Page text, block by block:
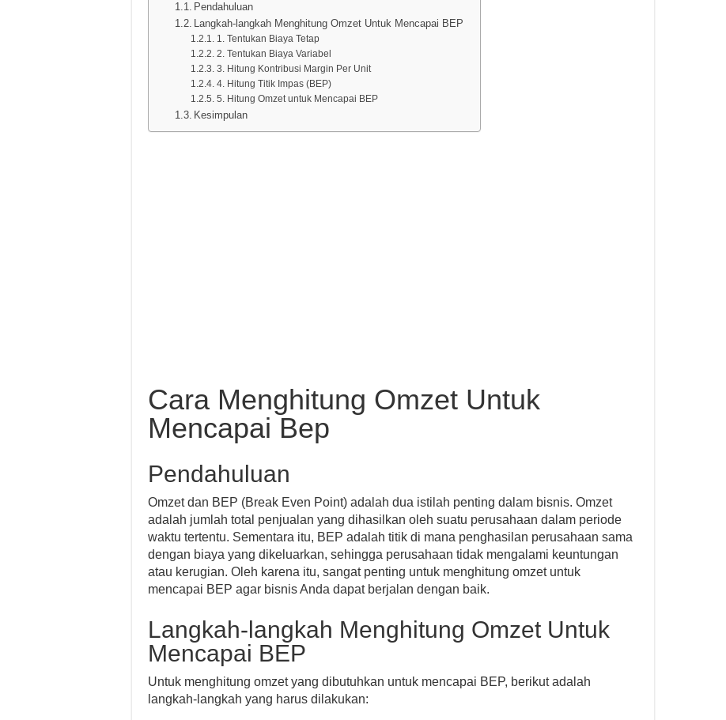
Pendahuluan
Langkah-langkah Menghitung Omzet Untuk Mencapai BEP
1. Tentukan Biaya Tetap
2. Tentukan Biaya Variabel
3. Hitung Kontribusi Margin Per Unit
4. Hitung Titik Impas (BEP)
5. Hitung Omzet untuk Mencapai BEP
Kesimpulan
Cara Menghitung Omzet Untuk
Mencapai Bep
Pendahuluan
Omzet dan BEP (Break Even Point) adalah dua istilah penting dalam bisnis. Omzet
adalah jumlah total penjualan yang dihasilkan oleh suatu perusahaan dalam periode
waktu tertentu. Sementara itu, BEP adalah titik di mana penghasilan perusahaan sama
dengan biaya yang dikeluarkan, sehingga perusahaan tidak mengalami keuntungan
atau kerugian. Oleh karena itu, sangat penting untuk menghitung omzet untuk
mencapai BEP agar bisnis Anda dapat berjalan dengan baik.
Langkah-langkah Menghitung Omzet Untuk
Mencapai BEP
Untuk menghitung omzet yang dibutuhkan untuk mencapai BEP, berikut adalah
langkah-langkah yang harus dilakukan: